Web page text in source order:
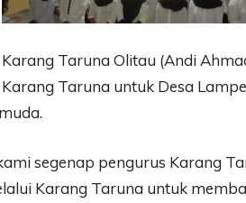
Taruna Olitau (Andi
Taruna untuk Desa
segenap pengurus Karang
Karang Taruna untuk